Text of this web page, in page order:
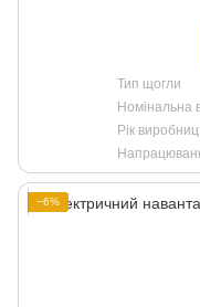
Тип щогли
Номінальна
Рік
−6%